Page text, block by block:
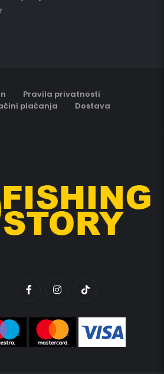
of 5
Pravila privatnosti
plaćanja Dostava